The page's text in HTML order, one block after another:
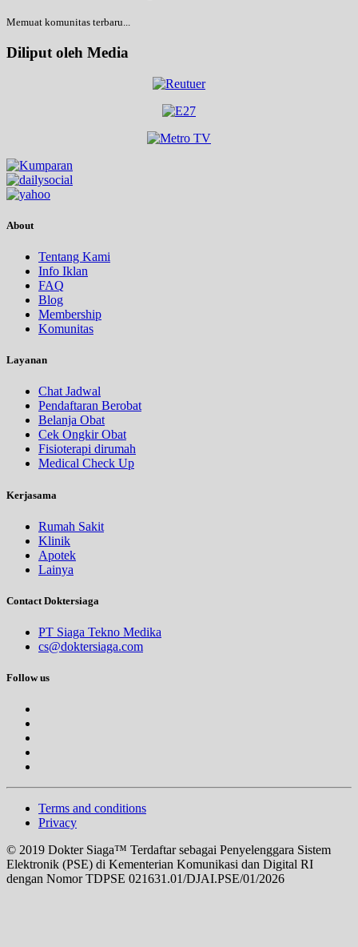
Memuat komunitas terbaru...
Diliput oleh Media
About
Tentang Kami
Info Iklan
FAQ
Blog
Membership
Komunitas
Layanan
Chat Jadwal
Pendaftaran Berobat
Belanja Obat
Cek Ongkir Obat
Fisioterapi dirumah
Medical Check Up
Kerjasama
Rumah Sakit
Klinik
Apotek
Lainya
Contact Doktersiaga
PT Siaga Tekno Medika
cs@doktersiaga.com
Follow us
Terms and conditions
Privacy
© 2019 Dokter Siaga™ Terdaftar sebagai Penyelenggara Sistem
Elektronik (PSE) di Kementerian Komunikasi dan Digital RI
dengan Nomor TDPSE 021631.01/DJAI.PSE/01/2026